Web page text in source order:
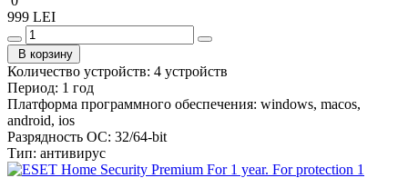
999 LEI
В корзину
Количество устройств: 4 устройств
Период: 1 год
Платформа программного обеспечения: windows, macos,
android, ios
Разрядность ОС: 32/64-bit
Тип: антивирус